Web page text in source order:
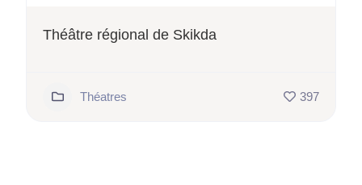
Théâtre régional de Skikda
Théatres 397